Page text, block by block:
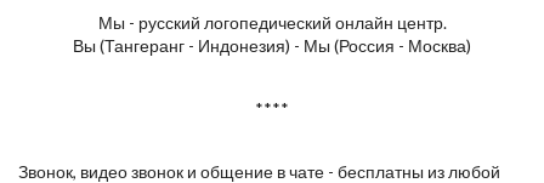
Мы - русский логопедический онлайн центр.
Вы (Тангеранг - Индонезия) - Мы (Россия - Москва)
****
Звонок, видео звонок и общение в чате - бесплатны из любой